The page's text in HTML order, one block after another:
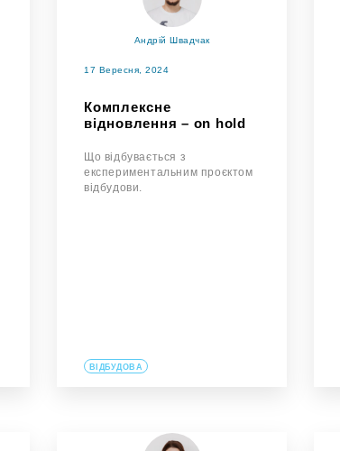
Андрій Швадчак
17 Вересня, 2024
Комплексне
відновлення – on hold
Що відбувається з
експериментальним проєктом
відбудови.
ВІДБУДОВА